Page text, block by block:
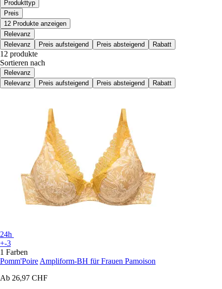
Produkttyp
Preis
12 Produkte anzeigen
Relevanz
Relevanz
Preis aufsteigend Preis absteigend Rabatt
12 produkte
Sortieren nach
Relevanz
Relevanz
Preis aufsteigend Preis absteigend Rabatt
24h
+-3
1 Farben
Pomm'Poire Ampliform-BH für Frauen Pamoison
Ab 26,97 CHF